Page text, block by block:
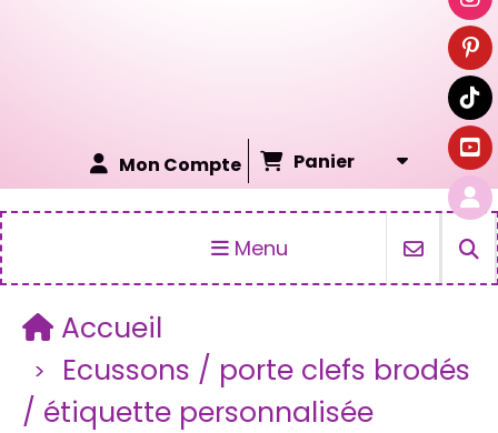
Mon Compte Panier
Menu
Accueil
Ecussons / porte clefs brodés
/ étiquette personnalisée